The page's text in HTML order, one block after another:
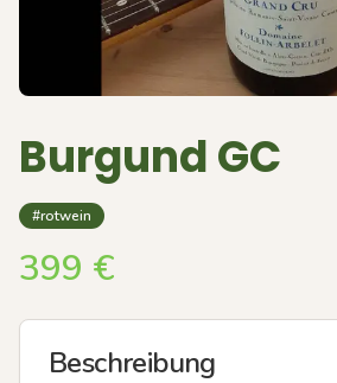
Burgund GC
#rotwein
399 €
Beschreibung